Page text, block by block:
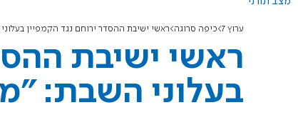
ערוץ 7 כיפה סרוגה ראשי ישיבת ההסדר ירוחם נגד הקמפיין
ראשי ישיבת
בעלוני השבת: